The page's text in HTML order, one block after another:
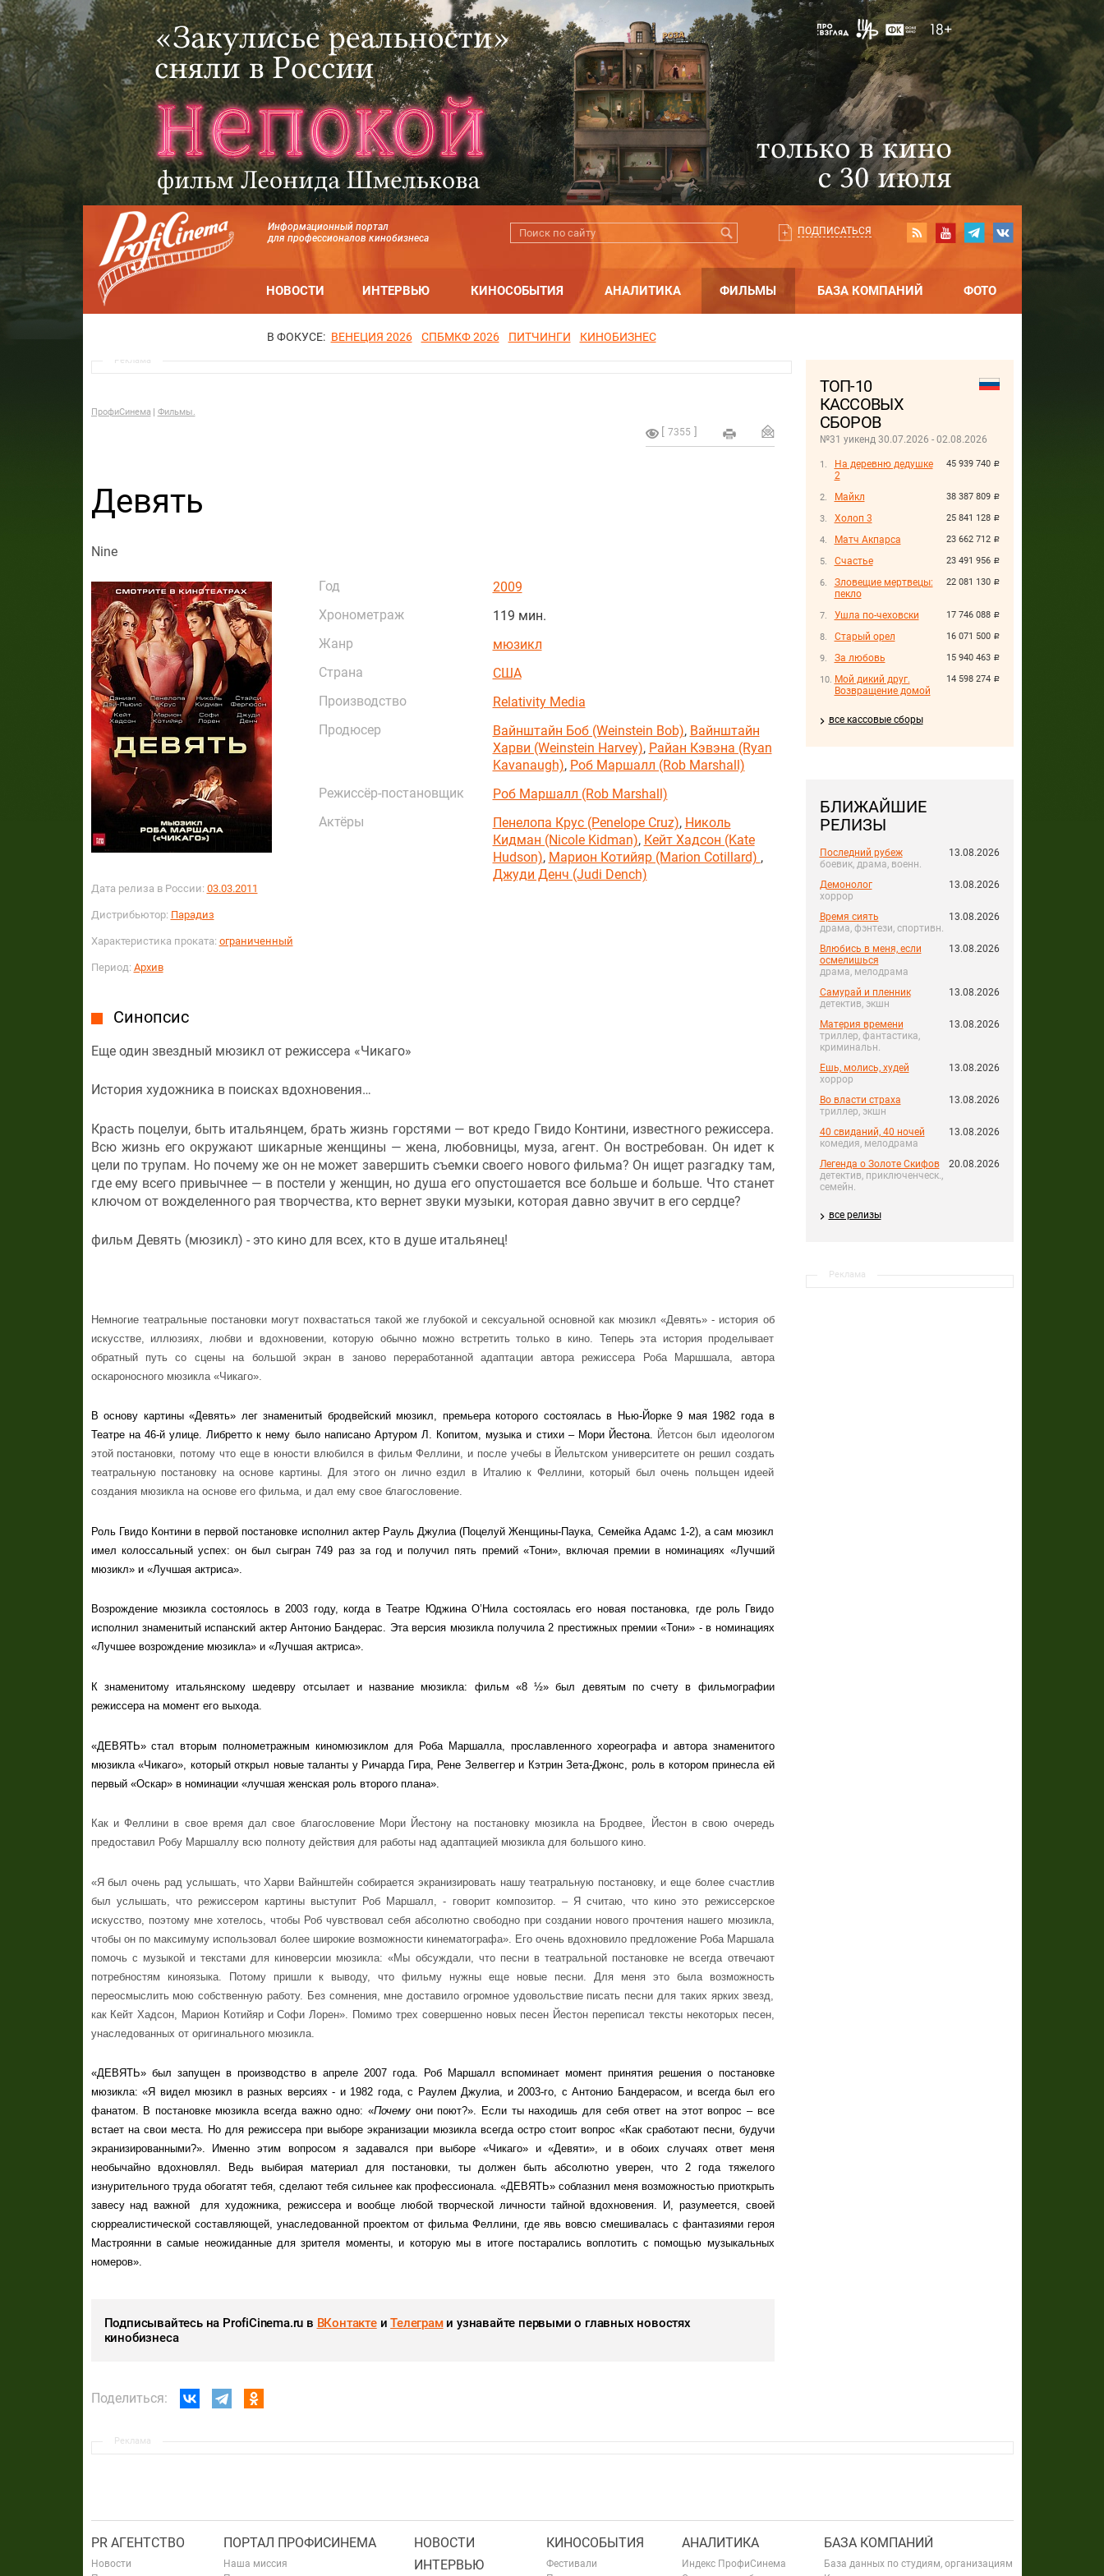
Информационный портал
для профессионалов кинобизнеса
ПОДПИСАТЬСЯ
НОВОСТИ ИНТЕРВЬЮ КИНОСОБЫТИЯ АНАЛИТИКА ФИЛЬМЫ БАЗА КОМПАНИЙ ФОТО
В ФОКУСЕ: ВЕНЕЦИЯ 2026 СПБМКФ 2026 ПИТЧИНГИ КИНОБИЗНЕС
ТОП-10
КАССОВЫХ
СБОРОВ
№31 уикенд 30.07.2026 - 02.08.2026
45 939 740 руб.
На деревню дедушке
2
38 387 809 руб.
Майкл
25 841 128 руб.
Холоп 3
23 662 712 руб.
Матч Акпарса
23 491 956 руб.
Счастье
22 081 130 руб.
Зловещие мертвецы:
пекло
17 746 088 руб.
Ушла по-чеховски
16 071 500 руб.
Старый орел
15 940 463 руб.
За любовь
14 598 274 руб.
Мой дикий друг.
Возвращение домой
все кассовые сборы
БЛИЖАЙШИЕ
РЕЛИЗЫ
Последний рубеж
боевик, драма, военн.
13.08.2026
Демонолог
хоррор
13.08.2026
Время сиять
драма, фэнтези, спортивн.
13.08.2026
Влюбись в меня, если
осмелишься
драма, мелодрама
13.08.2026
Самурай и пленник
детектив, экшн
13.08.2026
Материя времени
триллер, фантастика,
криминальн.
13.08.2026
Ешь, молись, худей
хоррор
13.08.2026
Во власти страха
триллер, экшн
13.08.2026
40 свиданий, 40 ночей
комедия, мелодрама
13.08.2026
Легенда о Золоте Скифов
детектив, приключенческ.,
семейн.
20.08.2026
все релизы
Реклама
Реклама
ПрофиСинема Фильмы.
7355
Девять
Nine
Дата релиза в России: 03.03.2011
Дистрибьютор: Парадиз
Характеристика проката: ограниченный
Период: Архив
Год
2009
Хронометраж
119 мин.
Жанр
мюзикл
Страна
США
Производство
Relativity Media
Продюсер
Вайнштайн Боб (Weinstein Bob), Вайнштайн
Харви (Weinstein Harvey), Райан Кэвэна (Ryan
Kavanaugh), Роб Маршалл (Rob Marshall)
Режиссёр-постановщик
Роб Маршалл (Rob Marshall)
Актёры
Пенелопа Крус (Penelope Cruz), Николь
Кидман (Nicole Kidman), Кейт Хадсон (Kate
Hudson), Марион Котийяр (Marion Cotillard) ,
Джуди Денч (Judi Dench)
Синопсис
Еще один звездный мюзикл от режиссера «Чикаго»
История художника в поисках вдохновения…
Красть поцелуи, быть итальянцем, брать жизнь горстями — вот кредо Гвидо Контини, известного режиссера.
Всю жизнь его окружают шикарные женщины — жена, любовницы, муза, агент. Он востребован. Он идет к
цели по трупам. Но почему же он не может завершить съемки своего нового фильма? Он ищет разгадку там,
где ему всего привычнее — в постели у женщин, но душа его опустошается все больше и больше. Что станет
ключом от вожделенного рая творчества, кто вернет звуки музыки, которая давно звучит в его сердце?
фильм Девять (мюзикл) - это кино для всех, кто в душе итальянец!
Немногие театральные постановки могут похвастаться такой же глубокой и сексуальной основной как мюзикл «Девять» - история об
искусстве, иллюзиях, любви и вдохновении, которую обычно можно встретить только в кино. Теперь эта история проделывает
обратный путь со сцены на большой экран в заново переработанной адаптации автора режиссера Роба Маршшала, автора
оскароносного мюзикла «Чикаго».
В основу картины «Девять» лег знаменитый бродвейский мюзикл, премьера которого состоялась в Нью-Йорке 9 мая 1982 года в
Театре на 46-й улице. Либретто к нему было написано Артуром Л. Копитом, музыка и стихи – Мори Йестона. Йетсон был идеологом
этой постановки, потому что еще в юности влюбился в фильм Феллини, и после учебы в Йельтском университете он решил создать
театральную постановку на основе картины. Для этого он лично ездил в Италию к Феллини, который был очень польщен идеей
создания мюзикла на основе его фильма, и дал ему свое благословение.
Роль Гвидо Контини в первой постановке исполнил актер Рауль Джулиа (Поцелуй Женщины-Паука, Семейка Адамс 1-2), а сам мюзикл
имел колоссальный успех: он был сыгран 749 раз за год и получил пять премий «Тони», включая премии в номинациях «Лучший
мюзикл» и «Лучшая актриса».
Возрождение мюзикла состоялось в 2003 году, когда в Театре Юджина О’Нила состоялась его новая постановка, где роль Гвидо
исполнил знаменитый испанский актер Антонио Бандерас. Эта версия мюзикла получила 2 престижных премии «Тони» - в номинациях
«Лучшее возрождение мюзикла» и «Лучшая актриса».
К знаменитому итальянскому шедевру отсылает и название мюзикла: фильм «8 ½» был девятым по счету в фильмографии
режиссера на момент его выхода.
«ДЕВЯТЬ» стал вторым полнометражным киномюзиклом для Роба Маршалла, прославленного хореографа и автора знаменитого
мюзикла «Чикаго», который открыл новые таланты у Ричарда Гира, Рене Зелвеггер и Кэтрин Зета-Джонс, роль в котором принесла ей
первый «Оскар» в номинации «лучшая женская роль второго плана».
Как и Феллини в свое время дал свое благословение Мори Йестону на постановку мюзикла на Бродвее, Йестон в свою очередь
предоставил Робу Маршаллу всю полноту действия для работы над адаптацией мюзикла для большого кино.
«Я был очень рад услышать, что Харви Вайнштейн собирается экранизировать нашу театральную постановку, и еще более счастлив
был услышать, что режиссером картины выступит Роб Маршалл, - говорит композитор. – Я считаю, что кино это режиссерское
искусство, поэтому мне хотелось, чтобы Роб чувствовал себя абсолютно свободно при создании нового прочтения нашего мюзикла,
чтобы он по максимуму использовал более широкие возможности кинематографа». Его очень вдохновило предложение Роба Маршала
помочь с музыкой и текстами для киноверсии мюзикла: «Мы обсуждали, что песни в театральной постановке не всегда отвечают
потребностям киноязыка. Потому пришли к выводу, что фильму нужны еще новые песни. Для меня это была возможность
переосмыслить мою собственную работу. Без сомнения, мне доставило огромное удовольствие писать песни для таких ярких звезд,
как Кейт Хадсон, Марион Котийяр и Софи Лорен». Помимо трех совершенно новых песен Йестон переписал тексты некоторых песен,
унаследованных от оригинального мюзикла.
«ДЕВЯТЬ» был запущен в производство в апреле 2007 года. Роб Маршалл вспоминает момент принятия решения о постановке
мюзикла: «Я видел мюзикл в разных версиях - и 1982 года, с Раулем Джулиа, и 2003-го, с Антонио Бандерасом, и всегда был его
фанатом. В постановке мюзикла всегда важно одно: «Почему они поют?». Если ты находишь для себя ответ на этот вопрос – все
встает на свои места. Но для режиссера при выборе экранизации мюзикла всегда остро стоит вопрос «Как сработают песни, будучи
экранизированными?». Именно этим вопросом я задавался при выборе «Чикаго» и «Девяти», и в обоих случаях ответ меня
необычайно вдохновлял. Ведь выбирая материал для постановки, ты должен быть абсолютно уверен, что 2 года тяжелого
изнурительного труда обогатят тебя, сделают тебя сильнее как профессионала. «ДЕВЯТЬ» соблазнил меня возможностью приоткрыть
завесу над важной для художника, режиссера и вообще любой творческой личности тайной вдохновения. И, разумеется, своей
сюрреалистической составляющей, унаследованной проектом от фильма Феллини, где явь вовсю смешивалась с фантазиями героя
Мастроянни в самые неожиданные для зрителя моменты, и которую мы в итоге постарались воплотить с помощью музыкальных
номеров».
Подписывайтесь на ProfiCinema.ru в ВКонтактеиТелеграми узнавайте первыми о главных новостях
кинобизнеса
Поделиться:
Реклама
PR АГЕНТСТВО
Новости
ПОРТАЛ ПРОФИСИНЕМА
Наша миссия
НОВОСТИ
ИНТЕРВЬЮ
КИНОСОБЫТИЯ
Фестивали
АНАЛИТИКА
Индекс ПрофиСинема
БАЗА КОМПАНИЙ
База данных по студиям, организациям